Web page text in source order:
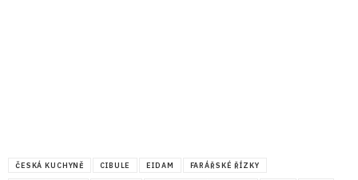
ČESKÁ KUCHYNĚ CIBULE EIDAM FARÁŘSKÉ ŘÍZKY